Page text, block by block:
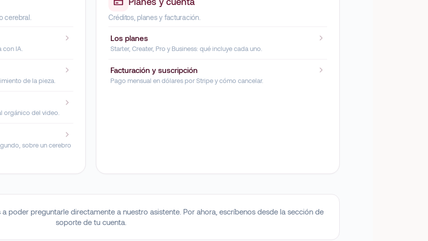
cerebral.
IA.
de la pieza.
orgánico del video.
sobre un cerebro
Créditos, planes y facturación.
Los planes
Starter, Creater, Pro y Business: qué incluye cada uno.
Facturación y suscripción
Pago mensual en dólares por Stripe y cómo cancelar.
poder preguntarle directamente a nuestro asistente. Por ahora, escríbenos desde la sección de
soporte de tu cuenta.